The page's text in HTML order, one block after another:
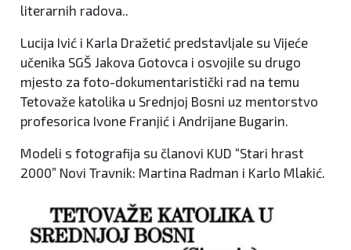
literarnih radova..
Lucija Ivić i Karla Dražetić predstavljale su Vijeće
učenika SGŠ Jakova Gotovca i osvojile su drugo
mjesto za foto-dokumentaristički rad na temu
Tetovaže katolika u Srednjoj Bosni uz mentorstvo
profesorica Ivone Franjić i Andrijane Bugarin.
Modeli s fotografija su članovi KUD “Stari hrast
2000” Novi Travnik: Martina Radman i Karlo Mlakić.